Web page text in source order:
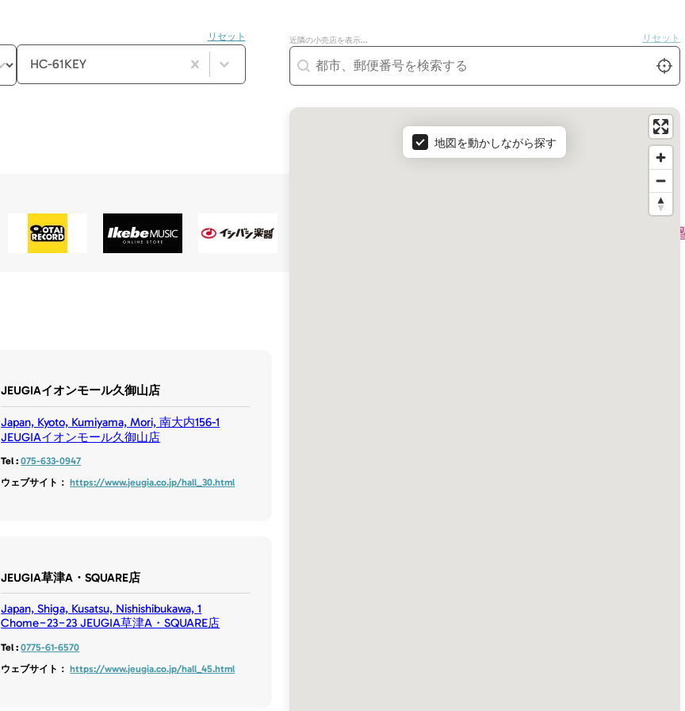
リセット
product_filter_accessories（プロダクト・フィルター・アクセサリー
コンテンツを選択
HC-61KEY
コンテンツを選択
近隣の小売店を表示... リセット
ジオロク
Géolocalisation 私を探
JEUGIAイオンモール久御山店
Japan, Kyoto, Kumiyama, Mori, 南大内156-1
JEUGIAイオンモール久御山店
Tel :075-633-0947
ウェブサイト：https://www.jeugia.co.jp/hall_30.html
JEUGIA草津A・SQUARE店
Japan, Shiga, Kusatsu, Nishishibukawa, 1
Chome−23−23 JEUGIA草津A・SQUARE店
Tel :0775-61-6570
ウェブサイト：https://www.jeugia.co.jp/hall_45.html
地図
地図を動かしながら探す